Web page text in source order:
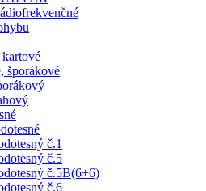
šporákové
č.1
č.5
č.5B(6+6)
č.6